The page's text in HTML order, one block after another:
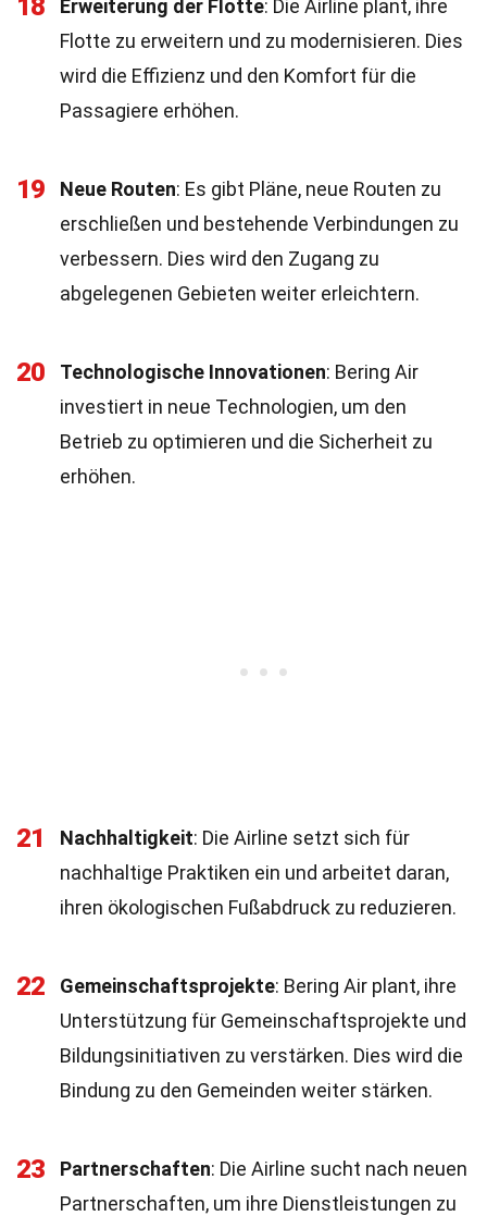
18 Erweiterung der Flotte: Die Airline plant, ihre
Flotte zu erweitern und zu modernisieren. Dies
wird die Effizienz und den Komfort für die
Passagiere erhöhen.
19 Neue Routen: Es gibt Pläne, neue Routen zu
erschließen und bestehende Verbindungen zu
verbessern. Dies wird den Zugang zu
abgelegenen Gebieten weiter erleichtern.
20 Technologische Innovationen: Bering Air
investiert in neue Technologien, um den
Betrieb zu optimieren und die Sicherheit zu
erhöhen.
21 Nachhaltigkeit: Die Airline setzt sich für
nachhaltige Praktiken ein und arbeitet daran,
ihren ökologischen Fußabdruck zu reduzieren.
22 Gemeinschaftsprojekte: Bering Air plant, ihre
Unterstützung für Gemeinschaftsprojekte und
Bildungsinitiativen zu verstärken. Dies wird die
Bindung zu den Gemeinden weiter stärken.
23 Partnerschaften: Die Airline sucht nach neuen
Partnerschaften, um ihre Dienstleistungen zu